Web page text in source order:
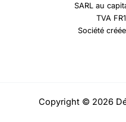
SARL au
TVA
Société
Copyright © 2026